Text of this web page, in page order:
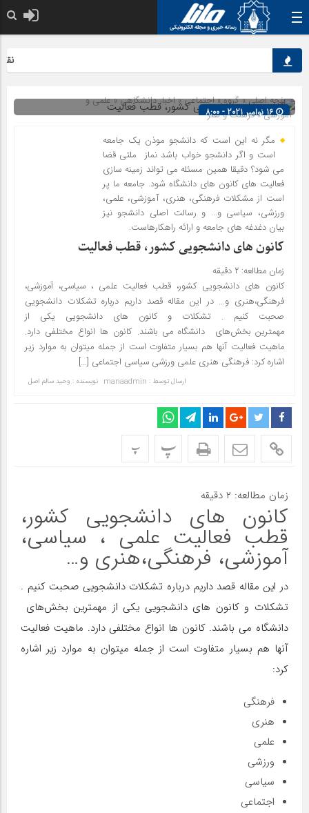
نقش
صفحه اصلی» گروه »اجتماعی»اخبار دانشگاهی»علمی و
آموزشی»فرهنگ و هنر
16 نوامبر 2021 - 8:00
شناسه : 1512
مگر نه این است که دانشجو موذن یک جامعه
است و اگر دانشجو خواب باشد نماز ملتی قضا
می شود؟ دقیقا همین مسئله می تواند زمینه سازی
فعالیت های کانون های دانشگاه شود. جامعه ما پر
است از مشکلات فرهنگی، هنری، آموزشی، علمی،
ورزشی، سیاسی و... و رسالت اصلی دانشجو نیز
بیان دغدغه های جامعه و ارائه راهکارهاست.
کانون های دانشجویی کشور، قطب فعالیت
زمان مطالعه: ۲ دقیقه
کانون های دانشجویی کشور، قطب فعالیت علمی ، سیاسی، آموزشی،
فرهنگی،هنری و… در این مقاله قصد داریم درباره تشکلات دانشجویی
صحبت کنیم . تشکلات و کانون های دانشجویی یکی از
مهمترین بخش‌های دانشگاه می باشند. کانون ها انواع مختلفی دارد.
ماهیت فعالیت آنها هم بسیار متفاوت است از جمله میتوان به موارد زیر
اشاره کرد: فرهنگی هنری علمی ورزشی سیاسی اجتماعی […]
ارسال توسط : manaadmin نویسنده : وحید سالم اصل
پ پ
زمان مطالعه: ۲ دقیقه
کانون های دانشجویی کشور،
قطب فعالیت علمی ، سیاسی،
آموزشی، فرهنگی،هنری و…
در این مقاله قصد داریم درباره تشکلات دانشجویی صحبت کنیم .
تشکلات و کانون های دانشجویی یکی از مهمترین بخش‌های
دانشگاه می باشند. کانون ها انواع مختلفی دارد. ماهیت فعالیت
آنها هم بسیار متفاوت است از جمله میتوان به موارد زیر اشاره
کرد:
فرهنگی
هنری
علمی
ورزشی
سیاسی
اجتماعی